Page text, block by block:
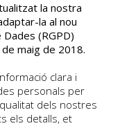
Enric
creativitat
i
la nostra
la al nou
(RGPD)
maig de 2018.
clara i
personals per
dels nostres
els detalls, et